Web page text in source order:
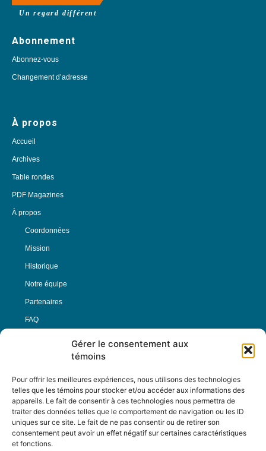
Gérer le consentement aux
témoins
Pour offrir les meilleures expériences, nous utilisons des technologies
telles que les témoins pour stocker et/ou accéder aux informations des
appareils. Le fait de consentir à ces technologies nous permettra de
traiter des données telles que le comportement de navigation ou les ID
uniques sur ce site. Le fait de ne pas consentir ou de retirer son
consentement peut avoir un effet négatif sur certaines caractéristiques
et fonctions.
Un regard différent
Abonnement
Abonnez-vous
Changement d’adresse
À propos
Accueil
Archives
Table rondes
PDF Magazines
À propos
Coordonnées
Mission
Historique
Notre équipe
Partenaires
FAQ
Nous Suivre